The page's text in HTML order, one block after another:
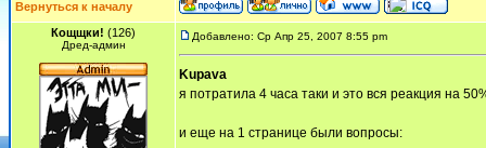
Вернуться к началу
Кощщки! (126)
Дред-админ
Добавлено: Ср Апр 25, 2007 8:55 pm
Kupava
я потратила 4 часа таки и это вся реакция на
и еще на 1 странице были вопросы: